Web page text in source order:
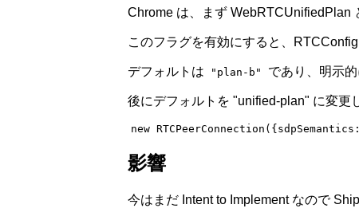
Chrome は、まず WebRTCUnifiedPlan
このフラグを有効にすると、
デフォルトは "plan-b" であり、明示的
後にデフォルトを "unified-plan" に変更
new RTCPeerConnection
影響
今はまだ Intent to Implement なので